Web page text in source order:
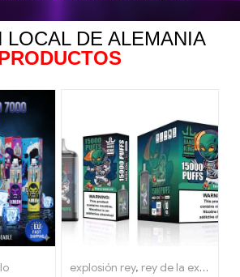
LOCAL DE ALEMANIA
explosión rey, rey de la explosión 15000 bocanadas